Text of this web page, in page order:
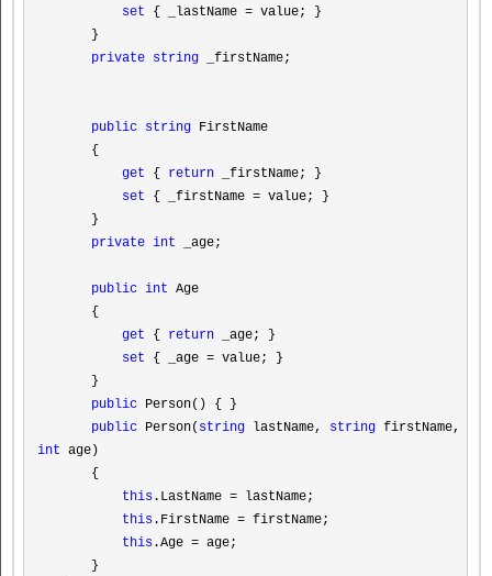
set { _lastName = value; }
}
private string _firstName;
public string FirstName
{
get { return _firstName; }
set { _firstName = value; }
}
private int _age;
public int Age
{
get { return _age; }
set { _age = value; }
}
public Person() { }
public Person( string lastName, string firstName,
int age)
{
this .LastName = lastName;
this .FirstName = firstName;
this .Age = age;
}